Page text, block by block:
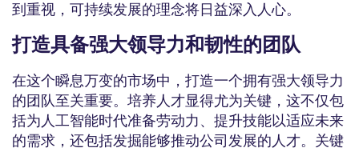
到重视，可持续发展的理念将日益深入人心。
打造具备强大领导力和韧性的团队
在这个瞬息万变的市场中，打造一个拥有强大领导力
的团队至关重要。培养人才显得尤为关键，这不仅包
括为人工智能时代准备劳动力、提升技能以适应未来
的需求，还包括发掘能够推动公司发展的人才。关键